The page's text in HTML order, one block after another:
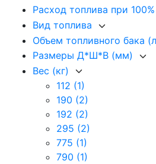
Расход топлива при
Вид топлива
Объем топливного бака
Размеры Д*Ш*В (мм)
Вес (кг)
112 (1)
190 (2)
192 (2)
295 (2)
775 (1)
790 (1)